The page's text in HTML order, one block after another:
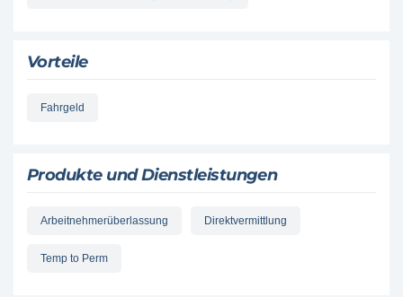
Vorteile
Fahrgeld
Produkte und Dienstleistungen
Arbeitnehmerüberlassung Direktvermittlung
Temp to Perm